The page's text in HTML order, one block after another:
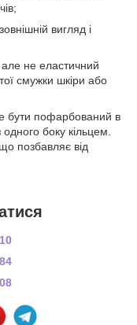
вигляд і
але не еластичний
смужки шкіри або
бути пофарбований в
боку кільцем.
позбавляє від